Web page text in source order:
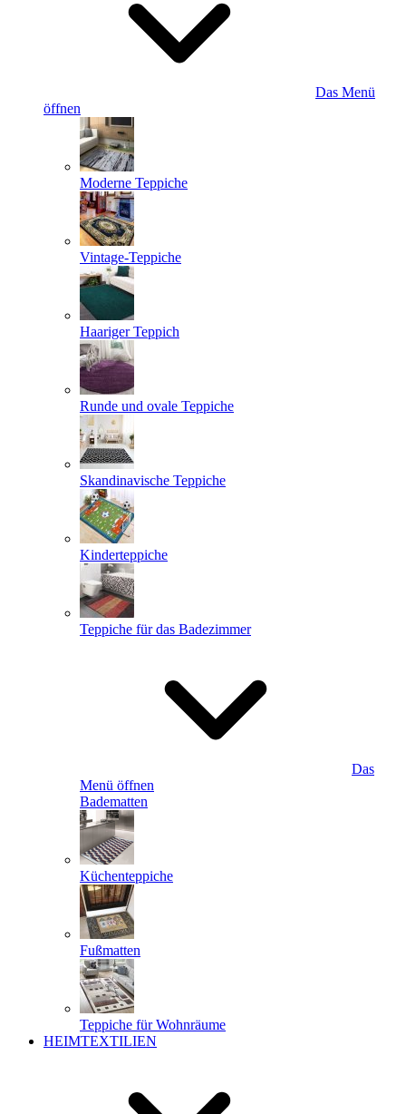
Das Menü
öffnen
Moderne Teppiche
Vintage-Teppiche
Haariger Teppich
Runde und ovale Teppiche
Skandinavische Teppiche
Kinderteppiche
Teppiche für das Badezimmer
Das
Menü öffnen
Badematten
Küchenteppiche
Fußmatten
Teppiche für Wohnräume
HEIMTEXTILIEN